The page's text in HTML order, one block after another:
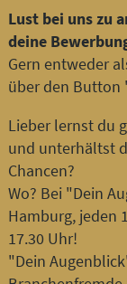
Lust bei uns zu
deine
Gern entweder
über den Button
Lieber lernst du
und unterhältst
Chancen?
Wo? Bei "Dein
Hamburg, jeden
17.30 Uhr!
"Dein